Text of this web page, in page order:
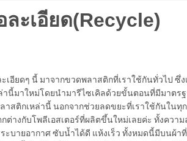
ละเอียด(Recycle)
เอียดๆ นี้ มาจากขวดพลาสติกที่เราใช้กันทั่วไป ซึ่ง
นี้มาใหม่โดยนำมารีไซเคิลด้วยขั้นตอนที่มีมาตร
าสติกเหล่านี้ นอกจากช่วยลดขยะที่เราใช้กันในทุ
างกับโพลีเอสเตอร์ที่ผลิตขึ้นใหม่เลยค่ะ ทั้งความ
บายอากาศ ซับน้ำได้ดี แห้งเร็ว ทั้งหมดนี้มีบนผ้า